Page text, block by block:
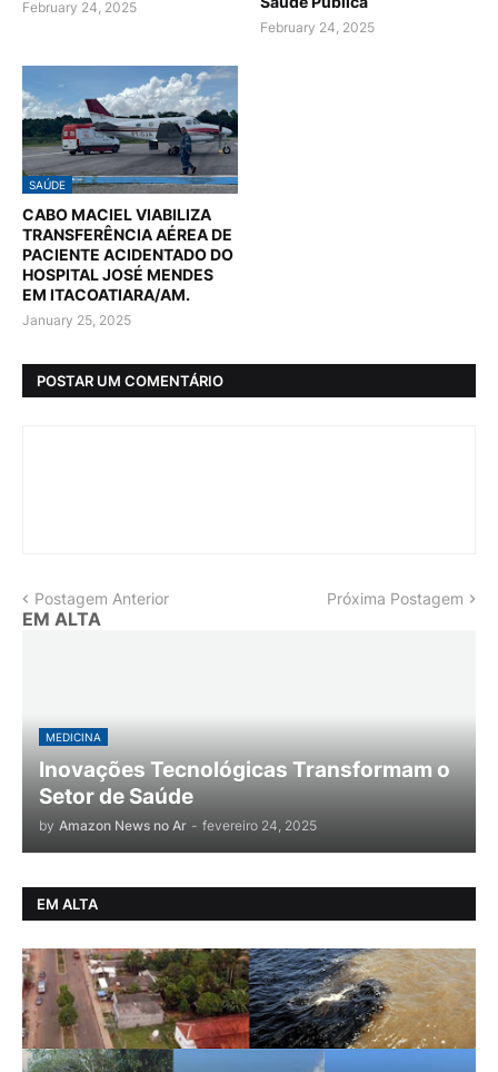
February 24, 2025
February 24, 2025
SAÚDE
CABO MACIEL VIABILIZA
TRANSFERÊNCIA AÉREA DE
PACIENTE ACIDENTADO DO
HOSPITAL JOSÉ MENDES
EM ITACOATIARA/AM.
January 25, 2025
POSTAR UM COMENTÁRIO
Postagem Anterior Próxima Postagem
EM ALTA
MEDICINA
Inovações Tecnológicas Transformam o
Setor de Saúde
by Amazon News no Ar - fevereiro 24, 2025
EM ALTA